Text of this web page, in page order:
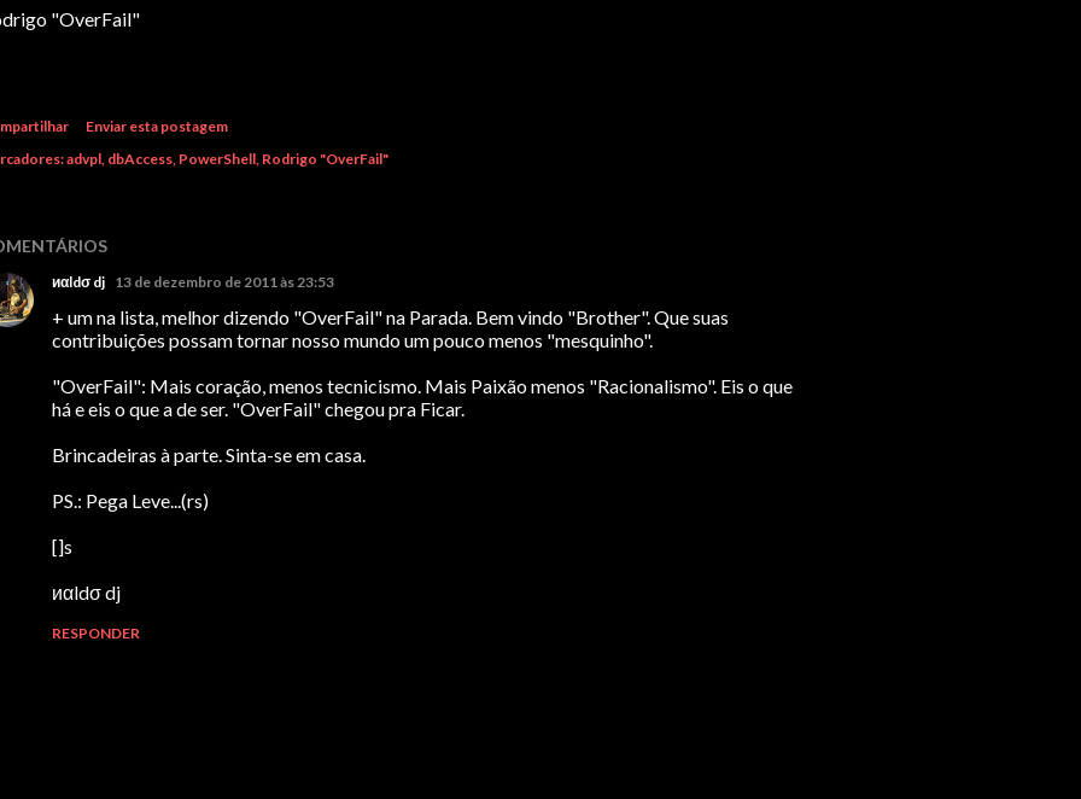
"OverFail"
Enviar esta postagem
advpl dbAccess PowerShell Rodrigo "OverFail"
иαldσ dj 13 de dezembro de 2011 às 23:53
+ um na lista, melhor dizendo "OverFail" na Parada. Bem vindo "Brother". Que suas
contribuições possam tornar nosso mundo um pouco menos "mesquinho".
"OverFail": Mais coração, menos tecnicismo. Mais Paixão menos "Racionalismo". Eis o que
há e eis o que a de ser. "OverFail" chegou pra Ficar.
Brincadeiras à parte. Sinta-se em casa.
PS.: Pega Leve...(rs)
[]s
иαldσ dj
RESPONDER